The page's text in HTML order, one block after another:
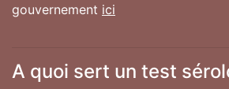
gouvernement ici
A quoi sert un test